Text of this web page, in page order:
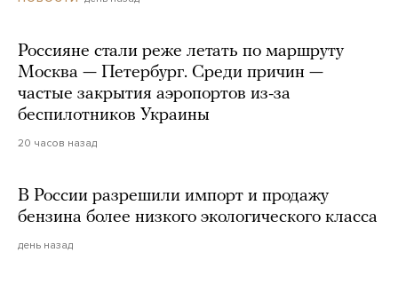
Россияне стали реже летать по маршруту
Москва — Петербург. Среди причин —
частые закрытия аэропортов из-за
беспилотников Украины
20 часов назад
В России разрешили импорт и продажу
бензина более низкого экологического класса
день назад